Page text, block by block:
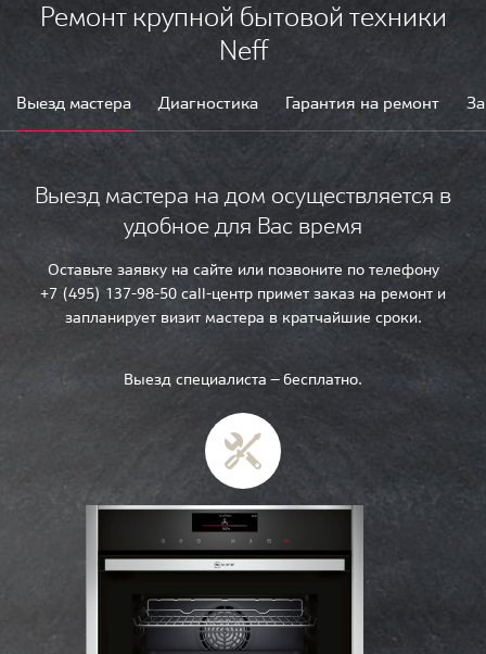
Ремонт крупной бытовой техники
Neff
Выезд мастера Диагностика Гарантия на ремонт
Выезд мастера на дом осуществляется в
удобное для Вас время
Оставьте заявку на сайте или позвоните по телефону
+7 (495) 137-98-50 call-центр примет заказ на ремонт и
запланирует визит мастера в кратчайшие сроки.
Выезд специалиста — бесплатно.